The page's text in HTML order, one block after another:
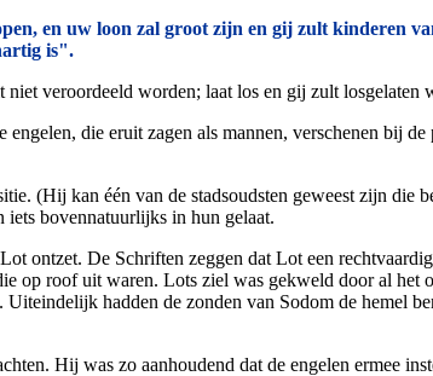
en uw loon zal groot zijn en gij zult kinderen
is".
veroordeeld worden; laat los en gij zult losgelaten
die eruit zagen als mannen, verschenen bij
(Hij kan één van de stadsoudsten geweest zijn die
iets bovennatuurlijks in hun gelaat.
ontzet. De Schriften zeggen dat Lot een
op roof uit waren. Lots ziel was gekweld door al
hadden de zonden van Sodom de hemel
Hij was zo aanhoudend dat de engelen ermee